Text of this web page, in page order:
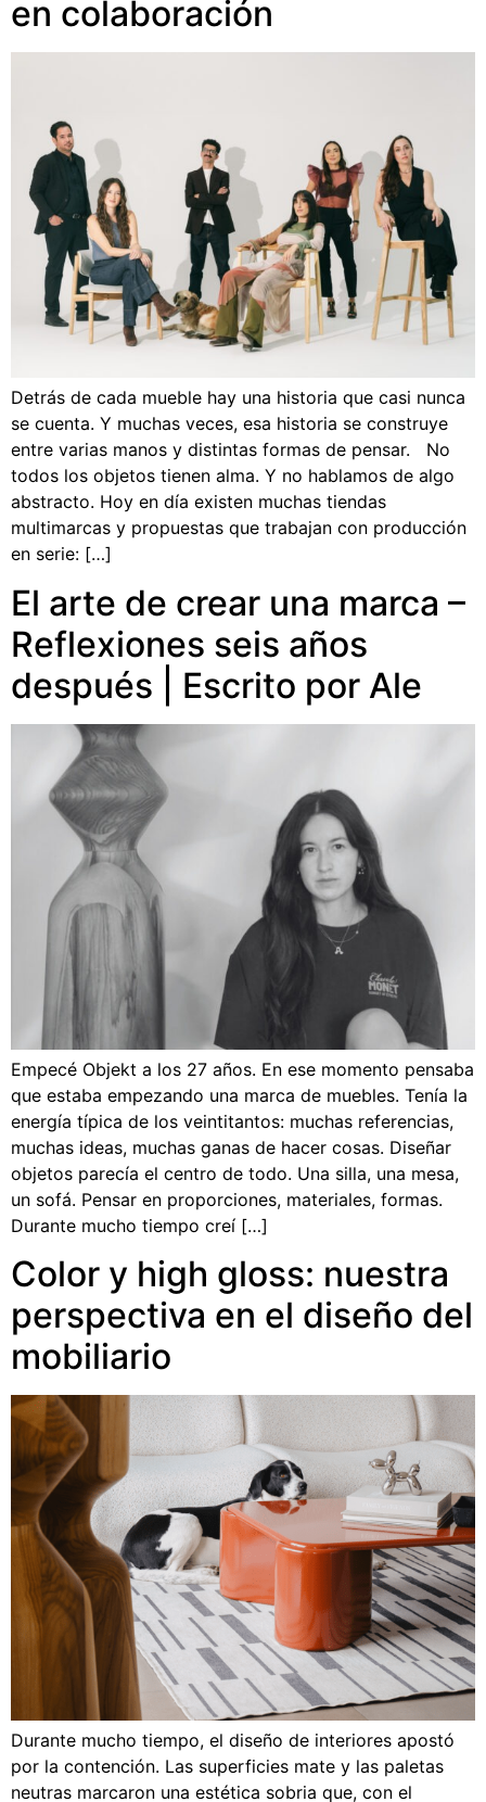
en colaboración
Detrás de cada mueble hay una historia que casi nunca
se cuenta. Y muchas veces, esa historia se construye
entre varias manos y distintas formas de pensar. No
todos los objetos tienen alma. Y no hablamos de algo
abstracto. Hoy en día existen muchas tiendas
multimarcas y propuestas que trabajan con producción
en serie: […]
El arte de crear una marca –
Reflexiones seis años
después | Escrito por Ale
Empecé Objekt a los 27 años. En ese momento pensaba
que estaba empezando una marca de muebles. Tenía la
energía típica de los veintitantos: muchas referencias,
muchas ideas, muchas ganas de hacer cosas. Diseñar
objetos parecía el centro de todo. Una silla, una mesa,
un sofá. Pensar en proporciones, materiales, formas.
Durante mucho tiempo creí […]
Color y high gloss: nuestra
perspectiva en el diseño del
mobiliario
Durante mucho tiempo, el diseño de interiores apostó
por la contención. Las superficies mate y las paletas
neutras marcaron una estética sobria que, con el